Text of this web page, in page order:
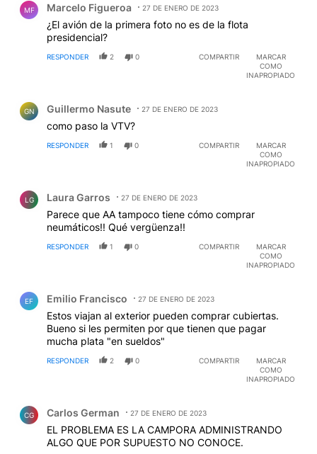
MF Marcelo Figueroa 27 DE ENERO DE 2023
¿El avión de la primera foto no es de la flota
presidencial?
RESPONDER 2 0 COMPARTIR
MARCAR
COMO
INAPROPIADO
GN Guillermo Nasute 27 DE ENERO DE 2023
como paso la VTV?
RESPONDER 1 0 COMPARTIR
MARCAR
COMO
INAPROPIADO
LG Laura Garros 27 DE ENERO DE 2023
Parece que AA tampoco tiene cómo comprar
neumáticos!! Qué vergüenza!!
RESPONDER 1 0 COMPARTIR
MARCAR
COMO
INAPROPIADO
EF Emilio Francisco 27 DE ENERO DE 2023
Estos viajan al exterior pueden comprar cubiertas.
Bueno si les permiten por que tienen que pagar
mucha plata "en sueldos"
RESPONDER 2 0 COMPARTIR
MARCAR
COMO
INAPROPIADO
CG Carlos German 27 DE ENERO DE 2023
EL PROBLEMA ES LA CAMPORA ADMINISTRANDO
ALGO QUE POR SUPUESTO NO CONOCE.